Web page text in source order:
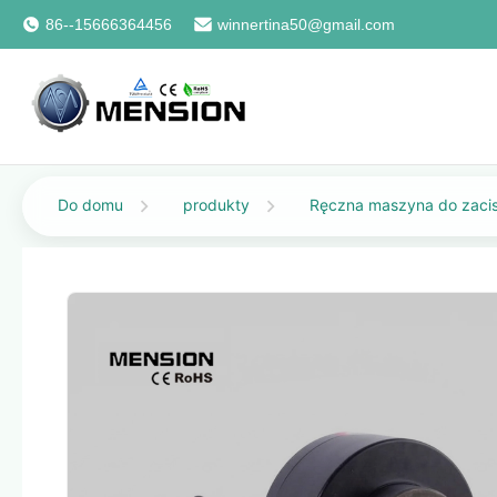
86--15666364456 winnertina50@gmail.com
Do domu produkty Ręczna maszyna do